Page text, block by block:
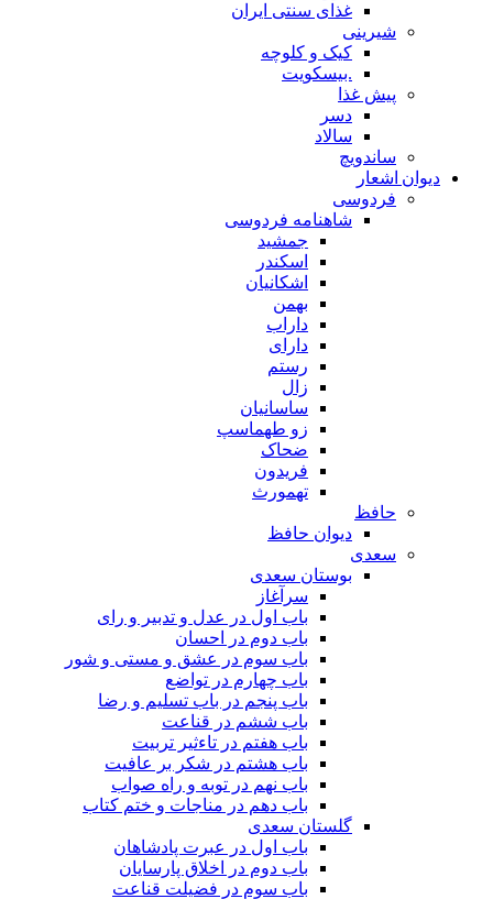
غذای سنتی ایران
شیرینی
کیک و کلوچه
.بیسکویت
پیش غذا
دسر
سالاد
ساندویچ
دیوان اشعار
فردوسی
شاهنامه فردوسی
جمشید
اسکندر
اشکانیان
بهمن
داراب
دارای
رستم
زال
ساسانیان
زو طهماسپ‏
ضحاک
فریدون
تهمورث
حافظ
دیوان حافظ
سعدی
بوستان سعدی
سرآغاز
باب اول در عدل و تدبیر و رای
باب دوم در احسان
باب سوم در عشق و مستی و شور
باب چهارم در تواضع
باب پنجم در باب تسلیم و رضا
باب ششم در قناعت
باب هفتم در تاءثیر تربیت
باب هشتم در شکر بر عافیت
باب نهم در توبه و راه صواب
باب دهم در مناجات و ختم کتاب
گلستان سعدی
باب اول در عبرت پادشاهان
باب دوم در اخلاق پارسایان
باب سوم در فضیلت قناعت